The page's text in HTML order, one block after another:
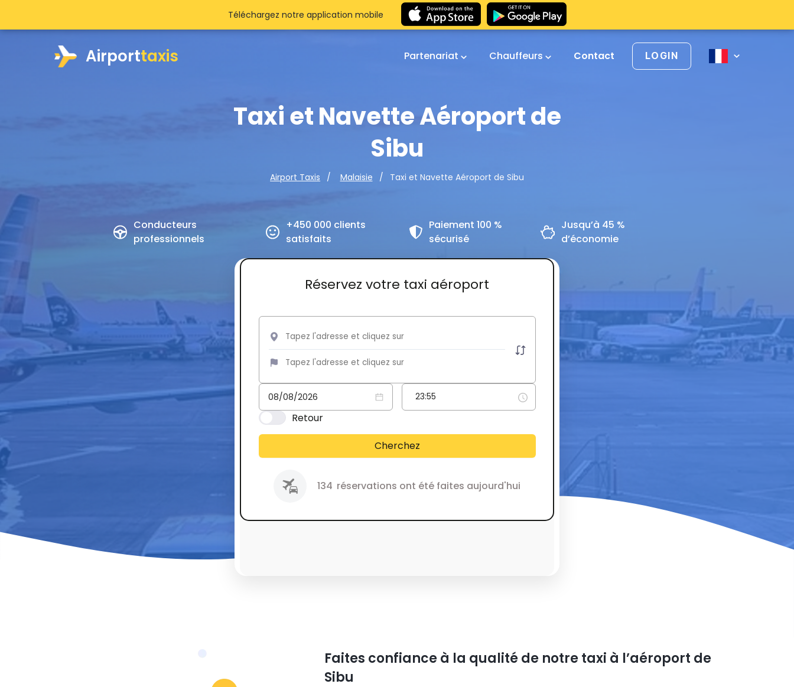
Airporttaxis Partenariat Chauffeurs Contact LOGIN
Taxi et Navette Aéroport de
Sibu
Airport Taxis Malaisie Taxi et Navette Aéroport de Sibu
Conducteurs
professionnels
+450 000 clients
satisfaits
Paiement 100 %
sécurisé
Jusqu’à 45 %
d’économie
Réservez votre taxi aéroport
Retour
Cherchez
134 réservations ont été faites aujourd'hui
Téléchargez notre application mobile
Faites confiance à la qualité de notre taxi à l’aéroport de
Sibu